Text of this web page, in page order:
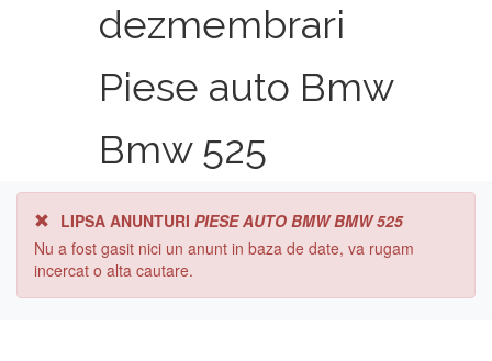
dezmembrari
Piese auto Bmw
Bmw 525
LIPSA ANUNTURI PIESE AUTO BMW BMW 525
Nu a fost gasit nici un anunt in baza de date, va rugam
incercat o alta cautare.